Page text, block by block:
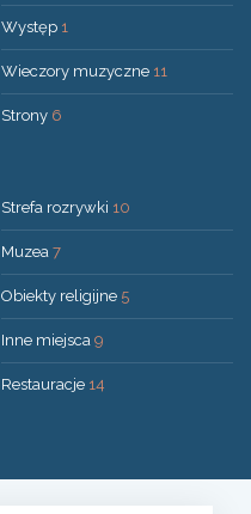
Występ 1
Wieczory muzyczne 11
Strony 6
Strefa rozrywki 10
Muzea 7
Obiekty religijne 5
Inne miejsca 9
Restauracje 14